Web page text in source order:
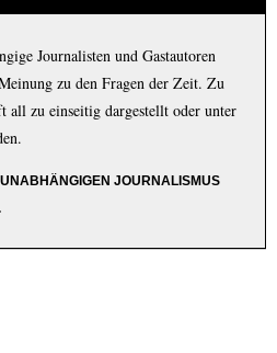
Journalisten und Gastautoren
zu den Fragen der Zeit. Zu
all zu einseitig dargestellt oder unter
JOURNALISMUS